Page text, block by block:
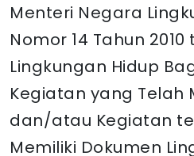
Menteri Negara
Nomor 14 Tahun
Lingkungan Hidup
Kegiatan yang Telah
dan/atau Kegiatan
Memiliki Dokumen